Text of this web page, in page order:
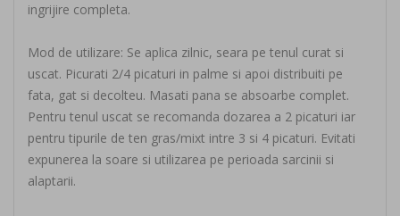
ingrijire completa.
Mod de utilizare: Se aplica zilnic, seara pe tenul curat si
uscat. Picurati 2/4 picaturi in palme si apoi distribuiti pe
fata, gat si decolteu. Masati pana se absoarbe complet.
Pentru tenul uscat se recomanda dozarea a 2 picaturi iar
pentru tipurile de ten gras/mixt intre 3 si 4 picaturi. Evitati
expunerea la soare si utilizarea pe perioada sarcinii si
alaptarii.